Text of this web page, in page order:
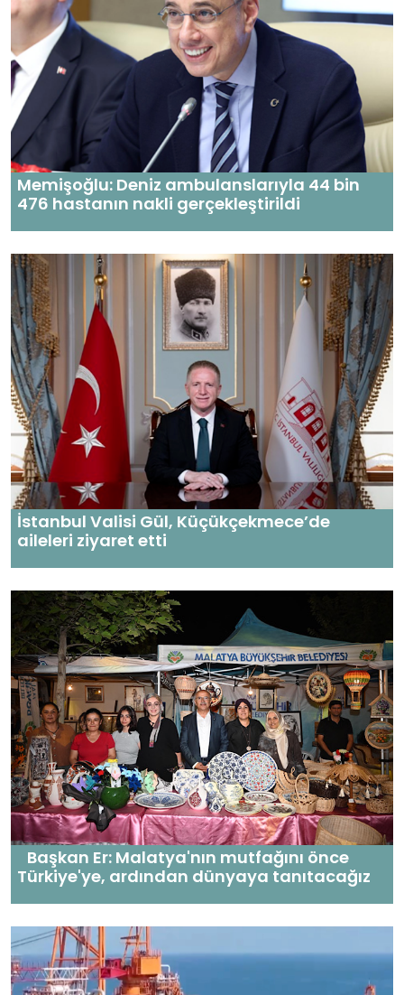
Memişoğlu: Deniz ambulanslarıyla 44 bin
476 hastanın nakli gerçekleştirildi
İstanbul Valisi Gül, Küçükçekmece’de
aileleri ziyaret etti
Başkan Er: Malatya'nın mutfağını önce
Türkiye'ye, ardından dünyaya tanıtacağız